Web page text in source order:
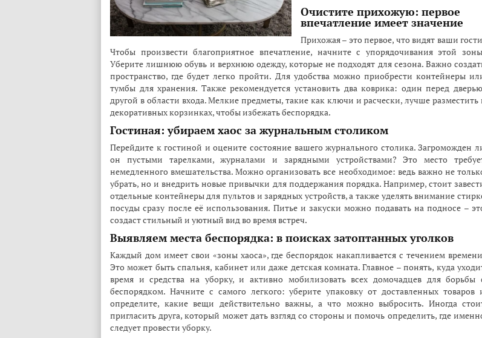
Очистите прихожую: первое
впечатление имеет значение
Прихожая – это первое, что видят ваши
Чтобы произвести благоприятное впечатление, начните с упорядочивания этой
Уберите лишнюю обувь и верхнюю одежду, которые не подходят для сезона. Важно
пространство, где будет легко пройти. Для удобства можно приобрести контейнеры
тумбы для хранения. Также рекомендуется установить два коврика: один перед
другой в области входа. Мелкие предметы, такие как ключи и расчески, лучше разместить
декоративных корзинках, чтобы избежать беспорядка.
Гостиная: убираем хаос за журнальным столиком
Перейдите к гостиной и оцените состояние вашего журнального столика. Загроможден
он пустыми тарелками, журналами и зарядными устройствами? Это место
немедленного вмешательства. Можно организовать все необходимое: ведь важно не
убрать, но и внедрить новые привычки для поддержания порядка. Например, стоит
отдельные контейнеры для пультов и зарядных устройств, а также уделять внимание
посуды сразу после её использования. Питье и закуски можно подавать на подносе –
создаст стильный и уютный вид во время встреч.
Выявляем места беспорядка: в поисках затоптанных уголков
Каждый дом имеет свои «зоны хаоса», где беспорядок накапливается с течением
Это может быть спальня, кабинет или даже детская комната. Главное – понять, куда
время и средства на уборку, и активно мобилизовать всех домочадцев для борьбы
беспорядком. Начните с самого легкого: уберите упаковку от доставленных товаров
определите, какие вещи действительно важны, а что можно выбросить. Иногда
пригласить друга, который может дать взгляд со стороны и помочь определить, где
следует провести уборку.